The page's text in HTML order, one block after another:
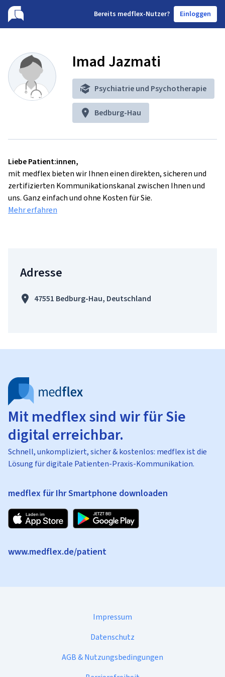
Bereits medflex-Nutzer? Einloggen
Imad Jazmati
Psychiatrie und Psychotherapie
Bedburg-Hau
Liebe Patient:innen,
mit medflex bieten wir Ihnen einen direkten, sicheren und
zertifizierten Kommunikationskanal zwischen Ihnen und
uns. Ganz einfach und ohne Kosten für Sie.
Mehr erfahren
Adresse
47551 Bedburg-Hau, Deutschland
Mit medflex sind wir für Sie
digital erreichbar.
Schnell, unkompliziert, sicher & kostenlos: medflex ist die
Lösung für digitale Patienten-Praxis-Kommunikation.
medflex für Ihr Smartphone downloaden
www.medflex.de/patient
Impressum
Datenschutz
AGB & Nutzungsbedingungen